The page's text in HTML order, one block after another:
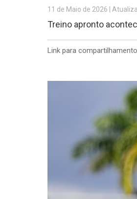
11 de Maio de 2026 |
Treino apronto
Link para